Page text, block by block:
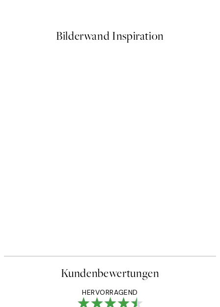
Bilderwand Inspiration
Kundenbewertungen
HERVORRAGEND